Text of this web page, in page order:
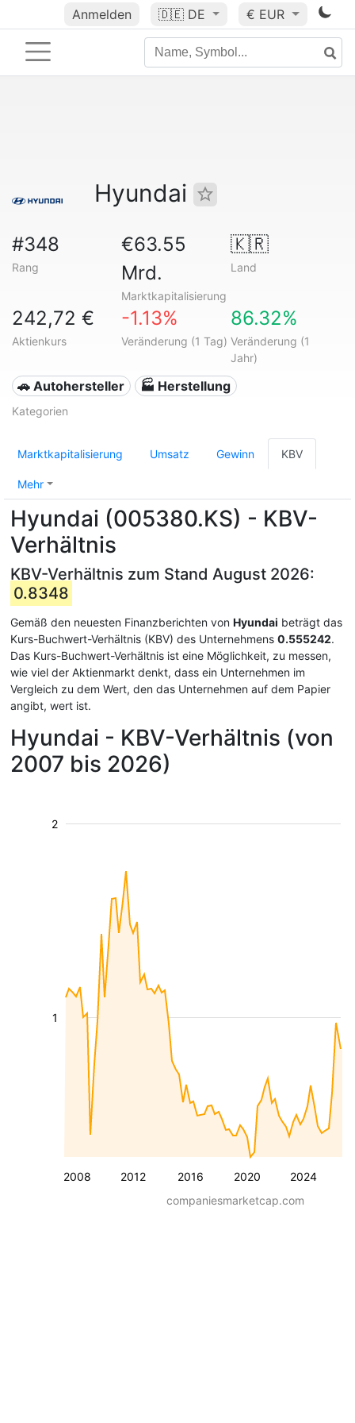
Anmelden 🇩🇪 DE € EUR
Hyundai
#348
Rang
€63.55
Mrd.
Marktkapitalisierung
🇰🇷
Land
242,72 €
Aktienkurs
-1.13%
Veränderung (1 Tag)
86.32%
Veränderung (1
Jahr)
🚗 Autohersteller 🏭 Herstellung
Kategorien
Marktkapitalisierung Umsatz Gewinn KBV
Mehr
Hyundai (005380.KS) - KBV-
Verhältnis
KBV-Verhältnis zum Stand August 2026:
0.8348
Gemäß den neuesten Finanzberichten von Hyundai beträgt das
Kurs-Buchwert-Verhältnis (KBV) des Unternehmens 0.555242.
Das Kurs-Buchwert-Verhältnis ist eine Möglichkeit, zu messen,
wie viel der Aktienmarkt denkt, dass ein Unternehmen im
Vergleich zu dem Wert, den das Unternehmen auf dem Papier
angibt, wert ist.
Hyundai - KBV-Verhältnis (von
2007 bis 2026)
2008 2012 2016 2020 2024
1
2
companiesmarketcap.com